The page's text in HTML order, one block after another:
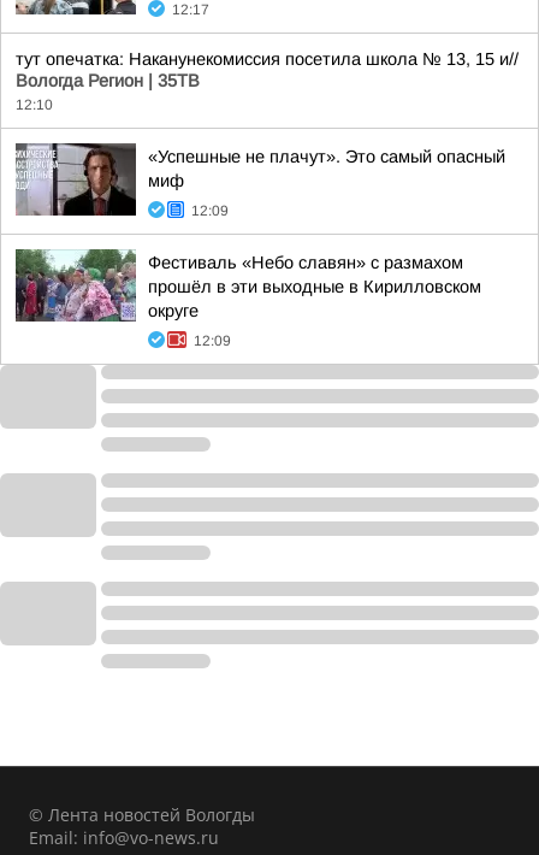
12:17
тут опечатка: Наканунекомиссия посетила школа № 13, 15 и//
Вологда Регион | 35ТВ
12:10
«Успешные не плачут». Это самый опасный
миф
12:09
Фестиваль «Небо славян» с размахом
прошёл в эти выходные в Кирилловском
округе
12:09
© Лента новостей Вологды
Email: info@vo-news.ru